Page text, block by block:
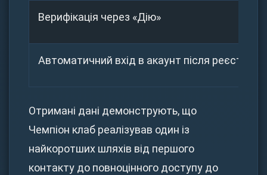
Верифікація через «Дію»
Автоматичний вхід в акаунт після реєстрації
Отримані дані демонструють, що
Чемпіон клаб реалізував один із
найкоротших шляхів від першого
контакту до повноцінного доступу до